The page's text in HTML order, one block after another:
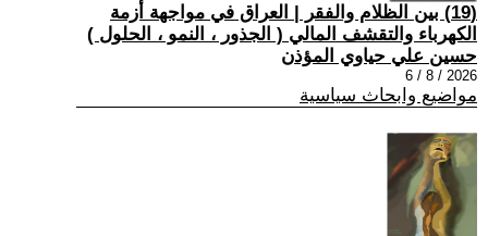
(19) بين الظلام والفقر | العراق في مواجهة أزمة
الكهرباء والتقشف المالي ( الجذور ، النمو ، الحلول )
حسين علي حياوي المؤذن
2026 / 8 / 6
مواضيع وابحاث سياسية